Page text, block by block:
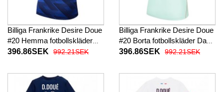
Billiga Frankrike Desire Doue
#20 Hemma fotbollskläder
Dam VM 2026 Kortärmad
396.86SEK 992.21SEK
Billiga Frankrike Desire Doue
#20 Borta fotbollskläder Dam
VM 2026 Kortärmad
396.86SEK 992.21SEK